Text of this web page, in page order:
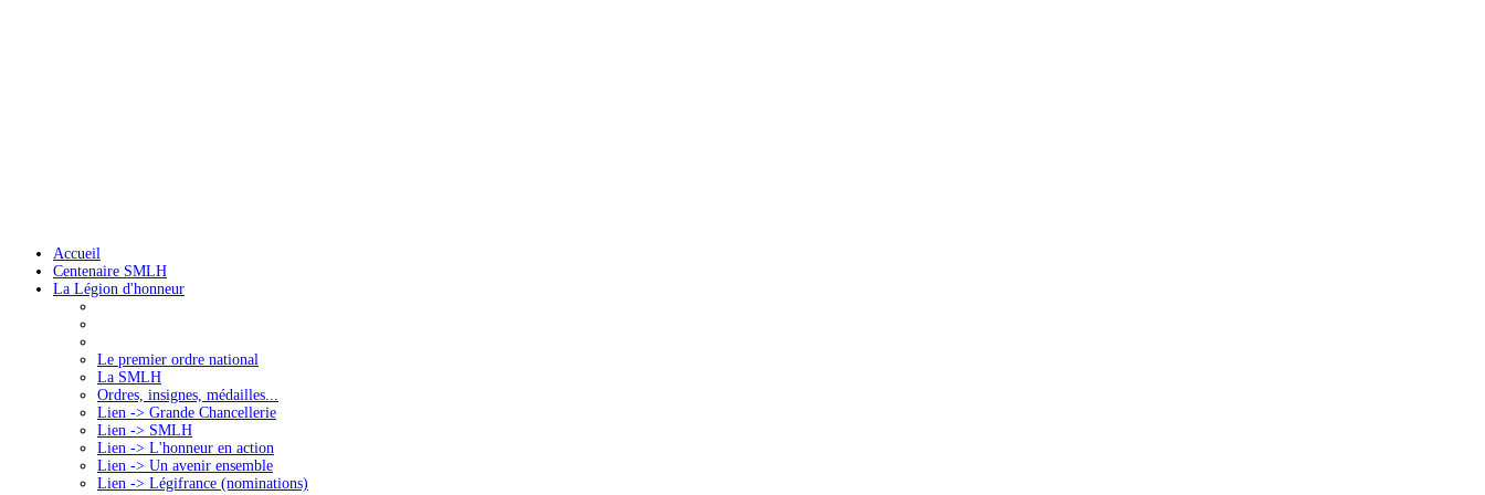
Accueil
Centenaire SMLH
La Légion d'honneur
Le premier ordre national
La SMLH
Ordres, insignes, médailles...
Lien -> Grande Chancellerie
Lien -> SMLH
Lien -> L'honneur en action
Lien -> Un avenir ensemble
Lien -> Légifrance (nominations)